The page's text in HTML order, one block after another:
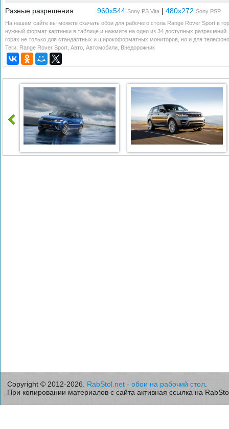
Разные разрешения 960x544 Sony PS Vita | 480x272 Sony PSP
На нашем сайте вы можете скачать обои для рабочего стола Range Rover Sport в
нужный формат картинки в таблице и нажмите на одно из 34 доступных
горах не только для стандартных и широкоформатных мониторов, но и для
Теги: Range Rover Sport Авто Автомобили Внедорожник
Copyright © 2012-2026. RabStol.net - обои на рабочий стол
При копировании материалов с сайта активная ссылка на